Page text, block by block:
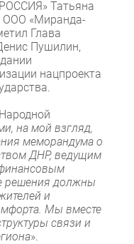
Татьяна
ООО «Миранда-
Глава
Пушилин,
нацпроекта
на мой взгляд,
меморандума о
ДНР, ведущим
решения должны
и
Мы вместе
связи и
».